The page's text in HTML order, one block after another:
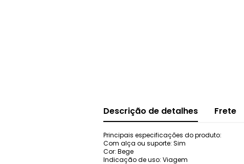
Descrição de detalhes Frete
Principais especificações do produto:
Com alça ou suporte: Sim
Cor: Bege
Indicação de uso: Viagem